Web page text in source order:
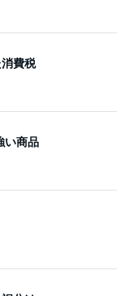
費税
い商品